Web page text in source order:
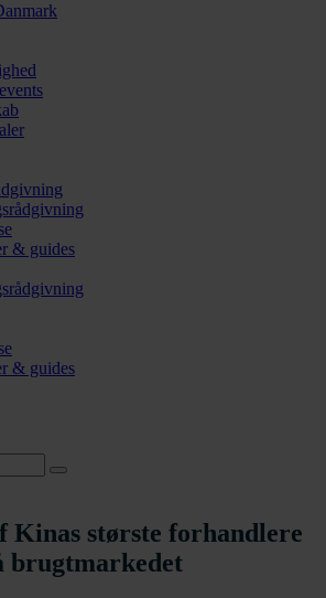
& guides
& guides
Kinas største forhandlere
brugtmarkedet